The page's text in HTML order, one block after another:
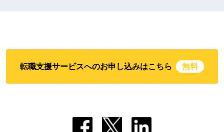
転職支援サービスへのお申し込みはこちら 無料